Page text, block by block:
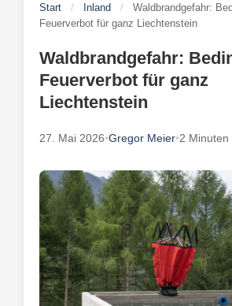
Start / Inland /
Waldbrandgefahr:
Feuerverbot für ganz Liechtenstein
Waldbrandgefahr:
Feuerverbot für ganz
Liechtenstein
27. Mai 2026•Gregor Meier•2 Minuten